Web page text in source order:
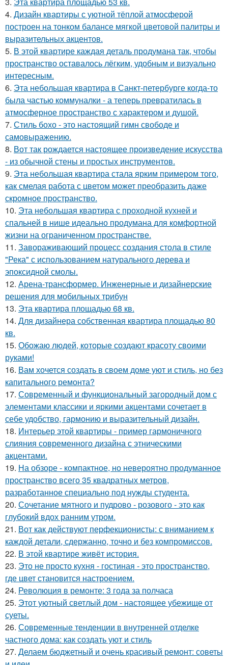
4. Дизайн квартиры с уютной тёплой атмосферой
построен на тонком балансе мягкой цветовой палитры и
выразительных акцентов.
5. В этой квартире каждая деталь продумана так, чтобы
пространство оставалось лёгким, удобным и визуально
интересным.
6. Эта небольшая квартира в Санкт-петербурге когда-то
была частью коммуналки - а теперь превратилась в
атмосферное пространство с характером и душой.
7. Стиль бохо - это настоящий гимн свободе и
самовыражению.
8. Вот так рождается настоящее произведение искусства
- из обычной стены и простых инструментов.
9. Эта небольшая квартира стала ярким примером того,
как смелая работа с цветом может преобразить даже
скромное пространство.
10. Эта небольшая квартира с проходной кухней и
спальней в нише идеально продумана для комфортной
жизни на ограниченном пространстве.
11. Завораживающий процесс создания стола в стиле
"Река" с использованием натурального дерева и
эпоксидной смолы.
12. Арена-трансформер. Инженерные и дизайнерские
решения для мобильных трибун
13. Эта квартира площадью 68 кв.
14. Для дизайнера собственная квартира площадью 80
кв.
15. Обожаю людей, которые создают красоту своими
руками!
16. Вам хочется создать в своем доме уют и стиль, но без
капитального ремонта?
17. Современный и функциональный загородный дом с
элементами классики и яркими акцентами сочетает в
себе удобство, гармонию и выразительный дизайн.
18. Интерьер этой квартиры - пример гармоничного
слияния современного дизайна с этническими
акцентами.
19. На обзоре - компактное, но невероятно продуманное
пространство всего 35 квадратных метров,
разработанное специально под нужды студента.
20. Сочетание мятного и пудрово - розового - это как
глубокий вдох ранним утром.
21. Вот как действуют перфекционисты: с вниманием к
каждой детали, сдержанно, точно и без компромиссов.
22. В этой квартире живёт история.
23. Это не просто кухня - гостиная - это пространство,
где цвет становится настроением.
24. Революция в ремонте: 3 года за полчаса
25. Этот уютный светлый дом - настоящее убежище от
суеты.
26. Современные тенденции в внутренней отделке
частного дома: как создать уют и стиль
27. Делаем бюджетный и очень красивый ремонт: советы